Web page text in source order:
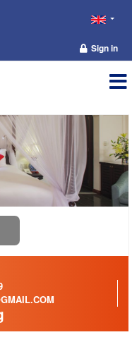
Sign in